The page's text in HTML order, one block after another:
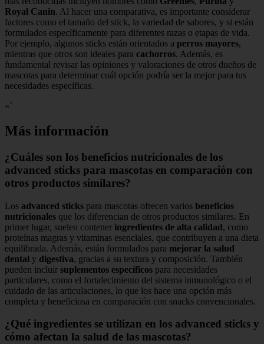
Royal Canin. Al hacer una comparativa, es importante considerar
factores como el tamaño del stick, la variedad de sabores, y si están
formulados específicamente para diferentes razas o etapas de vida.
Por ejemplo, algunos sticks están orientados a perros mayores,
mientras que otros son ideales para cachorros. Además, es
fundamental revisar las opiniones y valoraciones de otros dueños de
mascotas para determinar cuál opción podría ser la mejor para tus
necesidades específicas.
«`
Más información
¿Cuáles son los beneficios nutricionales de los
advanced sticks para mascotas en comparación con
otros productos similares?
Los advanced sticks para mascotas ofrecen varios beneficios
nutricionales que los diferencian de otros productos similares. En
primer lugar, suelen contener ingredientes de alta calidad, como
proteínas magras y vitaminas esenciales, que contribuyen a una dieta
equilibrada. Además, están formulados para mejorar la salud
dental y digestiva, gracias a su textura y composición. También
pueden incluir suplementos específicos para necesidades
particulares, como el fortalecimiento del sistema inmunológico o el
cuidado de las articulaciones, lo que los hace una opción más
completa y beneficiosa en comparación con snacks convencionales.
¿Qué ingredientes se utilizan en los advanced sticks y
cómo afectan la salud de las mascotas?